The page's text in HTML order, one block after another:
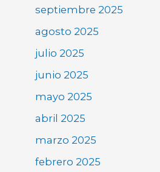
septiembre 2025
agosto 2025
julio 2025
junio 2025
mayo 2025
abril 2025
marzo 2025
febrero 2025